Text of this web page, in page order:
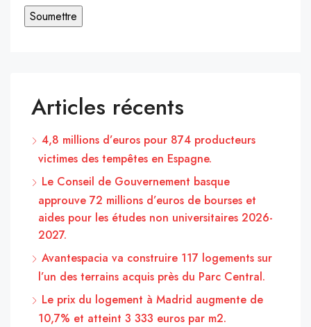
Articles récents
4,8 millions d’euros pour 874 producteurs
victimes des tempêtes en Espagne.
Le Conseil de Gouvernement basque
approuve 72 millions d’euros de bourses et
aides pour les études non universitaires 2026-
2027.
Avantespacia va construire 117 logements sur
l’un des terrains acquis près du Parc Central.
Le prix du logement à Madrid augmente de
10,7% et atteint 3 333 euros par m2.